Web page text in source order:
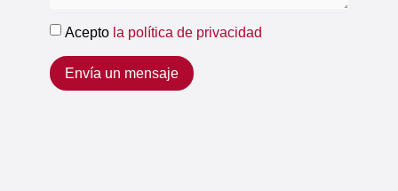
Acepto la política de privacidad
Envía un mensaje